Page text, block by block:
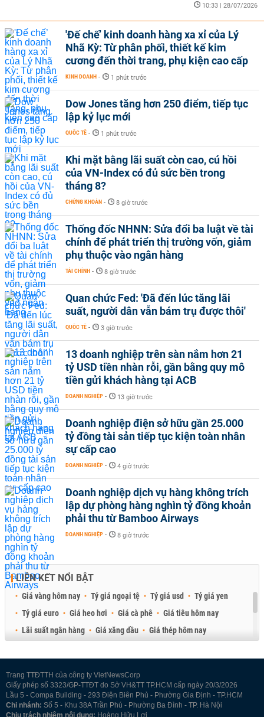
10:33 | 28/07/2026
'Đế chế’ kinh doanh hàng xa xỉ của Lý
Nhã Kỳ: Từ phân phối, thiết kế kim
cương đến thời trang, phụ kiện cao cấp
KINH DOANH - 1 phút trước
Dow Jones tăng hơn 250 điểm, tiếp tục
lập kỷ lục mới
QUỐC TẾ - 1 phút trước
Khi mặt bằng lãi suất còn cao, cú hồi
của VN-Index có đủ sức bền trong
tháng 8?
CHỨNG KHOÁN - 8 giờ trước
Thống đốc NHNN: Sửa đổi ba luật về tài
chính để phát triển thị trường vốn, giảm
phụ thuộc vào ngân hàng
TÀI CHÍNH - 8 giờ trước
Quan chức Fed: 'Đã đến lúc tăng lãi
suất, người dân vẫn bám trụ được thôi'
QUỐC TẾ - 3 giờ trước
13 doanh nghiệp trên sàn nắm hơn 21
tỷ USD tiền nhàn rỗi, gần bằng quy mô
tiền gửi khách hàng tại ACB
DOANH NGHIỆP - 13 giờ trước
Doanh nghiệp điện sở hữu gần 25.000
tỷ đồng tài sản tiếp tục kiện toàn nhân
sự cấp cao
DOANH NGHIỆP - 4 giờ trước
Doanh nghiệp dịch vụ hàng không trích
lập dự phòng hàng nghìn tỷ đồng khoản
phải thu từ Bamboo Airways
DOANH NGHIỆP - 8 giờ trước
LIÊN KẾT NỔI BẬT
Giá vàng hôm nay Tỷ giá ngoại tệ Tỷ giá usd
Tỷ giá yen
Tỷ giá euro
Giá heo hơi Giá cà phê
Giá tiêu hôm nay
Lãi suất ngân hàng
Giá xăng dầu
Giá thép hôm nay
Trang TTĐTTH của công ty VietNewsCorp
Giấy phép số 3323/GP-TTĐT do Sở VH&TT TP.HCM cấp ngày 20/3/2026
Lầu 5 - Compa Building - 293 Điện Biên Phủ - Phường Gia Định - TP.HCM
Chi nhánh: Số 5 - Khu 38A Trần Phú - Phường Ba Đình - TP. Hà Nội
Chịu trách nhiệm nội dung: Hoàng Hữu Lợi